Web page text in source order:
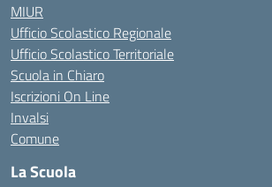
MIUR
Ufficio Scolastico Regionale
Ufficio Scolastico Territoriale
Scuola in Chiaro
Iscrizioni On Line
Invalsi
Comune
La Scuola